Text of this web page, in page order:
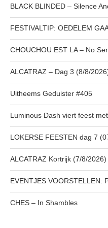
BLACK BLINDED – Silence
FESTIVALTIP: OEDELEM
CHOUCHOU EST LA – No
ALCATRAZ – Dag 3 (8/8/
Uitheems Geduister #405
Luminous Dash viert feest
LOKERSE FEESTEN dag 7
ALCATRAZ Kortrijk (7/8/2026)
EVENTJES VOORSTELLEN:
CHES – In Shambles